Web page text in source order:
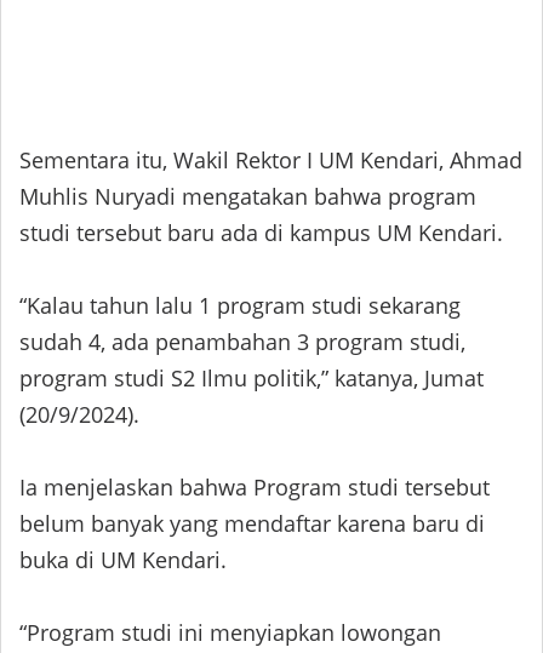
Sementara itu, Wakil Rektor I UM Kendari, Ahmad
Muhlis Nuryadi mengatakan bahwa program
studi tersebut baru ada di kampus UM Kendari.
“Kalau tahun lalu 1 program studi sekarang
sudah 4, ada penambahan 3 program studi,
program studi S2 Ilmu politik,” katanya, Jumat
(20/9/2024).
Ia menjelaskan bahwa Program studi tersebut
belum banyak yang mendaftar karena baru di
buka di UM Kendari.
“Program studi ini menyiapkan lowongan